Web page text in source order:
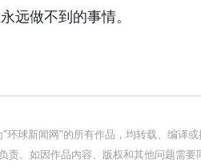
远做不到的事情。
"环球新闻网"的所有作品，均转载、编译
责。如因作品内容、版权和其他问题需